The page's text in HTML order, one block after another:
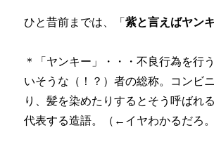
ひと昔前までは、「紫と言えばヤン
＊「ヤンキー」・・・不良行為を行
いそうな（！？）者の総称。コンビ
り、髪を染めたりするとそう呼ばれ
代表する造語。（←イヤわかるだろ。